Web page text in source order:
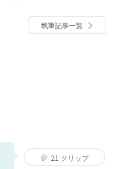
執筆記事一覧
21 クリップ